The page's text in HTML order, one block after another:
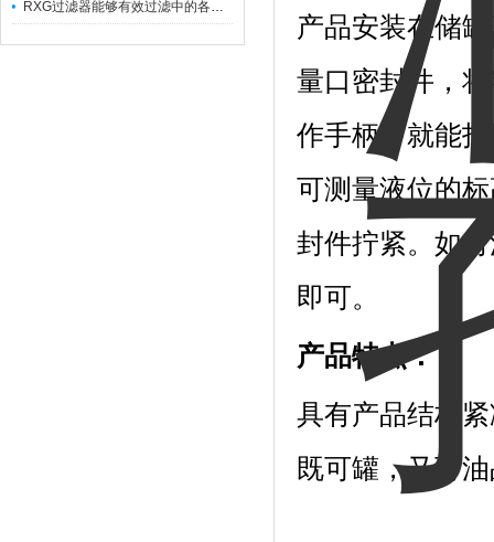
RXG过滤器能够有效过滤中的各种杂质
产品安装在储
量口密封件，
作手柄，就能
可测量液位的
封件拧紧。如
即可。
产品特点：
具有产品结构
既可罐，又可